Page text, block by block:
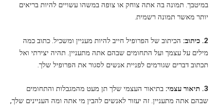
במיטבך. תמונה בה אתה צוחק או צופה במשהו עשויים להיות בריאים
יותר מאשר תמונה רשמית.
הכיתוב של הפרופיל חייב להיות מעניין ומשכיל. כתוב כמה
מילים על עצמך ועל התחומים שבהם אתה מתעניין. תהיה יצירתי ואל
תכתוב דברים שגורמים לפניית אנשים לסגור את הפרופיל שלך.
בתיאור העצמי שלך תן מעט מהמגבלות והתחומים
שבהם אתה מתעניין. זה יעזור לאנשים להבין מי אתה ומה העניינים שלך,